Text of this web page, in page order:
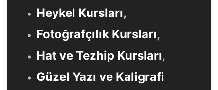
Heykel Kursları,
Fotoğrafçılık Kursları,
Hat ve Tezhip Kursları,
Güzel Yazı ve Kaligrafi